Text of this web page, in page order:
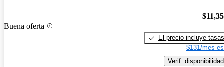
Buena oferta
El precio incluye tasas
$131/mes
Verif. disponibilidad